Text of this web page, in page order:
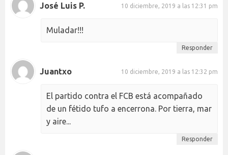
José Luis P. 10 diciembre, 2019 a las 12:31 pm
Muladar!!!
Responder
Juantxo 10 diciembre, 2019 a las 12:32 pm
El partido contra el FCB está acompañado
de un fétido tufo a encerrona. Por tierra, mar
y aire...
Responder